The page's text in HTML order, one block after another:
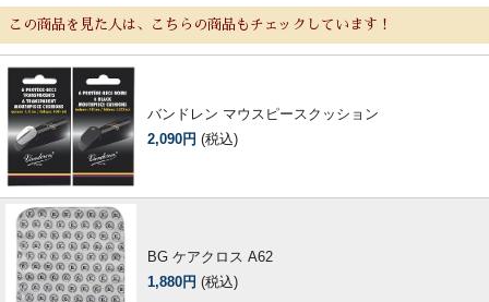
この商品を見た人は、こちらの商品もチェックしています！
バンドレン マウスピースクッション
2,090円 (税込)
BG ケアクロス A62
1,880円 (税込)